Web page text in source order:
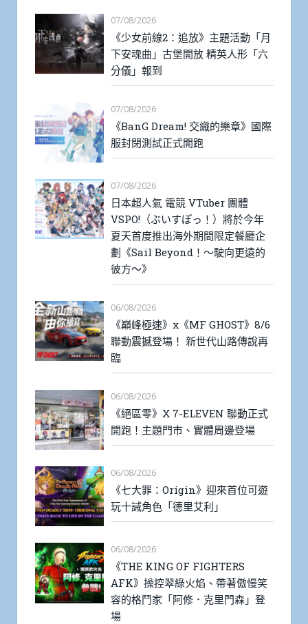
07/08/2026
《少女前線2：追放》主題活動「月
下安魂曲」古堡開放 精英人形「六
分儀」報到
07/08/2026
《BanG Dream! 交織的樂章》國際
服封閉測試正式開跑
07/08/2026
日本超人氣 電競 VTuber 團體
VSPO!（ぶいすぽっ！）將於今年
夏天首度推出海外期間限定餐廳企
劃《Sail Beyond！～駛向更遠的
彼方～》
06/08/2026
《巔峰極速》x《MF GHOST》8/6
聯動震撼登場！ 新世代山路傳說再
臨
06/08/2026
《絕區零》X 7-ELEVEN 聯動正式
開跑！主題門市、實體周邊登場
06/08/2026
《七大罪：Origin》迎來首位可遊
玩十誡角色「德里艾利」
06/08/2026
《THE KING OF FIGHTERS
AFK》操控翠綠火焰、帶著傲慢笑
容的格鬥家「阿修．克里門森」登
場